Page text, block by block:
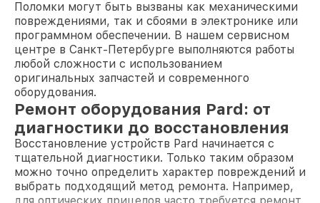
Поломки могут быть вызваны как механическими
повреждениями, так и сбоями в электронике или
программном обеспечении. В нашем сервисном
центре в Санкт-Петербурге выполняются работы
любой сложности с использованием
оригинальных запчастей и современного
оборудования.
Ремонт оборудования Pard: от
диагностики до восстановления
Восстановление устройств Pard начинается с
тщательной диагностики. Только таким образом
можно точно определить характер повреждений и
выбрать подходящий метод ремонта. Например,